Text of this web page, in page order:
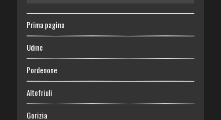
Prima pagina
Udine
Pordenone
Altofriuli
Gorizia